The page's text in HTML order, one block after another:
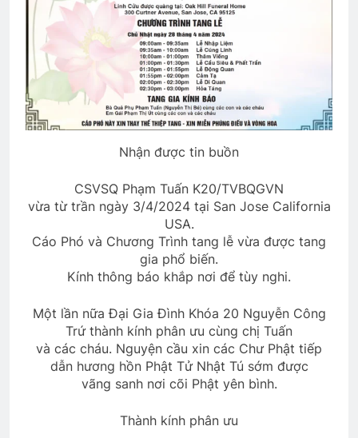
Thăm QP Lâm Quy Tiên K12
2 Years Ago
CTBCTY Tập IV chương 35
3 Years Ago
3 Years Ago
Bến Xuân Xanh
2 Years Ago
CTBCTY – Tập I – Chương 1
3 Years Ago
3 Years Ago
Nhận được tin buồn
CSVSQ Phạm Tuấn K20/TVBQGVN
vừa từ trần ngày 3/4/2024 tại San Jose California
USA.
Cáo Phó và Chương Trình tang lễ vừa được tang
gia phổ biến.
Kính thông báo khắp nơi để tùy nghi.
Một lần nữa Đại Gia Đình Khóa 20 Nguyễn Công
Trứ thành kính phân ưu cùng chị Tuấn
và các cháu. Nguyện cầu xin các Chư Phật tiếp
dẫn hương hồn Phật Tử Nhật Tú sớm được
vãng sanh nơi cõi Phật yên bình.
Thành kính phân ưu